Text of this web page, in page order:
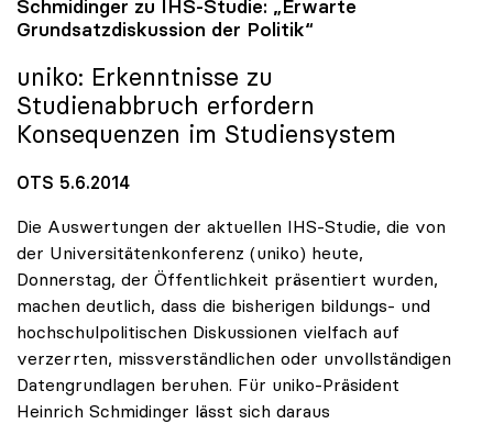
Schmidinger zu IHS-Studie: „Erwarte
Grundsatzdiskussion der Politik“
uniko: Erkenntnisse zu
Studienabbruch erfordern
Konsequenzen im Studiensystem
OTS 5.6.2014
Die Auswertungen der aktuellen IHS-Studie, die von
der Universitätenkonferenz (uniko) heute,
Donnerstag, der Öffentlichkeit präsentiert wurden,
machen deutlich, dass die bisherigen bildungs- und
hochschulpolitischen Diskussionen vielfach auf
verzerrten, missverständlichen oder unvollständigen
Datengrundlagen beruhen. Für uniko-Präsident
Heinrich Schmidinger lässt sich daraus